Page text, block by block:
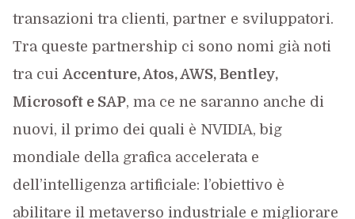
transazioni tra clienti, partner e sviluppatori.
Tra queste partnership ci sono nomi già noti
tra cui Accenture, Atos, AWS, Bentley,
Microsoft e SAP, ma ce ne saranno anche di
nuovi, il primo dei quali è NVIDIA, big
mondiale della grafica accelerata e
dell’intelligenza artificiale: l’obiettivo è
abilitare il metaverso industriale e migliorare